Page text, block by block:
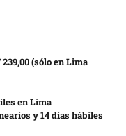
(sólo en Lima
en Lima
y 14 días hábiles